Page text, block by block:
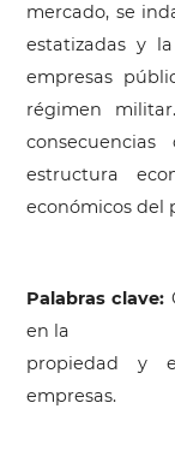
mercado, se
estatizadas y
empresas
régimen
estructura
económicos del
Palabras clave:
en la
propiedad y
empresas.